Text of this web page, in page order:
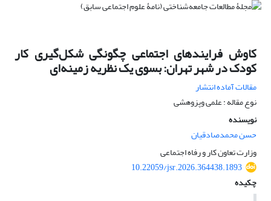
کاوش فرایندهای اجتماعی چگونگی شکل‌گیری کار
کودک در شهر تهران: بسوی یک نظریه زمینه‌ای
مقالات آماده انتشار
نوع مقاله : علمی وپزوهشی
نویسنده
حسن محمدصادقیان
وزارت تعاون کار و رفاه اجتماعی
10.22059/jsr.2026.364438.1893
چکیده